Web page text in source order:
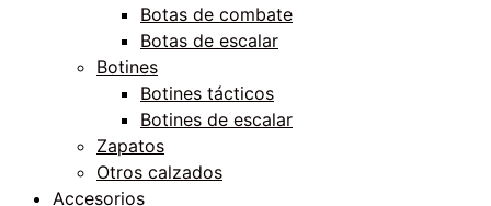
Botas de combate
Botas de escalar
Botines
Botines tácticos
Botines de escalar
Zapatos
Otros calzados
Accesorios